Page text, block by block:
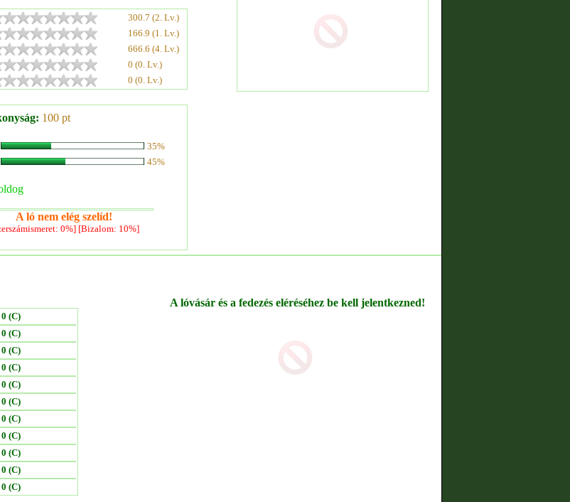
300.7 (2. Lv.)
166.9 (1. Lv.)
666.6 (4. Lv.)
0 (0. Lv.)
0 (0. Lv.)
100 pt
35%
45%
A ló nem elég szelíd!
0%] [Bizalom: 10%]
0 (C)
0 (C)
0 (C)
0 (C)
0 (C)
0 (C)
0 (C)
0 (C)
0 (C)
0 (C)
0 (C)
A lóvásár és a fedezés eléréséhez be kell jelentkezned!